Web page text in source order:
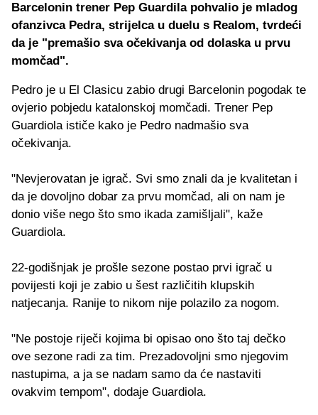
Barcelonin trener Pep Guardila pohvalio je mladog
ofanzivca Pedra, strijelca u duelu s Realom, tvrdeći
da je "premašio sva očekivanja od dolaska u prvu
momčad".
Pedro je u El Clasicu zabio drugi Barcelonin pogodak te
ovjerio pobjedu katalonskoj momčadi. Trener Pep
Guardiola ističe kako je Pedro nadmašio sva
očekivanja.
"Nevjerovatan je igrač. Svi smo znali da je kvalitetan i
da je dovoljno dobar za prvu momčad, ali on nam je
donio više nego što smo ikada zamišljali", kaže
Guardiola.
22-godišnjak je prošle sezone postao prvi igrač u
povijesti koji je zabio u šest različitih klupskih
natjecanja. Ranije to nikom nije polazilo za nogom.
"Ne postoje riječi kojima bi opisao ono što taj dečko
ove sezone radi za tim. Prezadovoljni smo njegovim
nastupima, a ja se nadam samo da će nastaviti
ovakvim tempom", dodaje Guardiola.